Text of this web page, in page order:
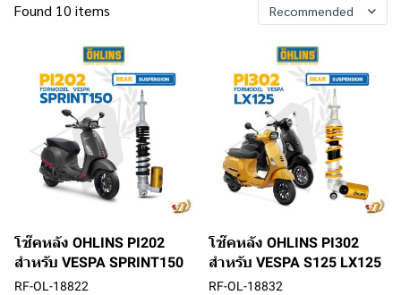
Found 10 items Recommended
โช๊คหลัง OHLINS PI202
สำหรับ VESPA SPRINT150
RF-OL-18822
โช๊คหลัง OHLINS PI302
สำหรับ VESPA S125 LX125
RF-OL-18832